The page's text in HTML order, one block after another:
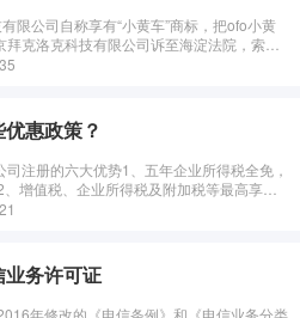
限公司自称享有“小黄车”商标，把ofo小黄
克洛克科技有限公司诉至海淀法院，索赔
淀法院受理了此案。数人公司诉称，其享
惠政策？
注册的六大优势1、五年企业所得税全免，
增值税、企业所得税及附加税等最高享地
;3、个人所得税地方留存部分返还
务许可证